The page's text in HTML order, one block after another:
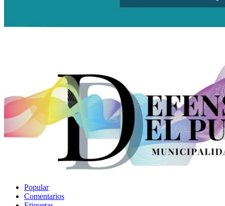
Popular
Comentarios